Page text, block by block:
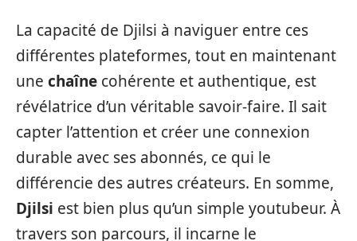
La capacité de Djilsi à naviguer entre ces
différentes plateformes, tout en maintenant
une chaîne cohérente et authentique, est
révélatrice d’un véritable savoir-faire. Il sait
capter l’attention et créer une connexion
durable avec ses abonnés, ce qui le
différencie des autres créateurs. En somme,
Djilsi est bien plus qu’un simple youtubeur. À
travers son parcours, il incarne le